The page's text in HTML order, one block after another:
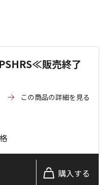
販売終了
この商品の詳細を見る
購入する